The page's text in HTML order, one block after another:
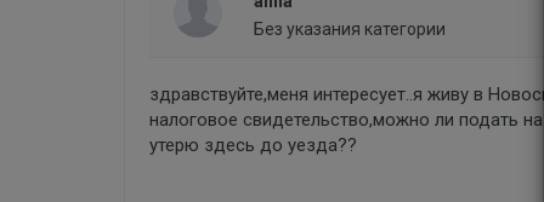
Без указания категории
здравствуйте,меня интересует..я живу в
налоговое свидетельство,можно ли подать
утерю здесь до уезда??